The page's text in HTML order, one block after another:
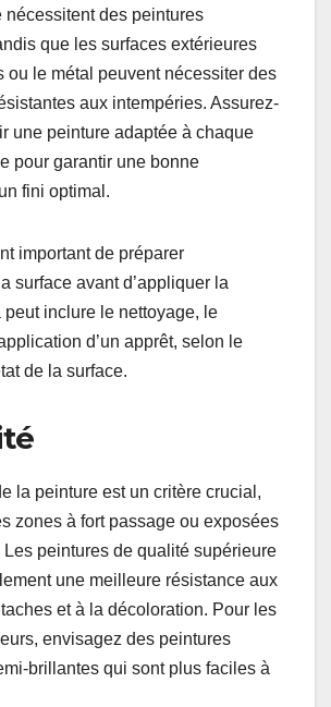
peinture.
surface
à peindre détermine le choix de
surfaces intérieures comme les
des peintures
ou le métal peuvent nécessiter des
aux intempéries. Assurez-
une peinture adaptée à chaque
pour garantir une bonne
fini optimal.
important de préparer
peut inclure le nettoyage, le
d’un apprêt, selon le
de la surface.
la peinture est un critère crucial,
zones à fort passage ou exposées